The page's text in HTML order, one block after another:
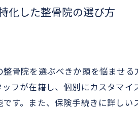
化した整骨院の選び方
骨院を選ぶべきか頭を悩ませ
フが在籍し、個別にカスタマ
す。また、保険手続きに詳しい